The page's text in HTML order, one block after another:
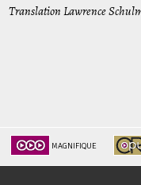
Translation Lawrence
MAGNIFIQUE